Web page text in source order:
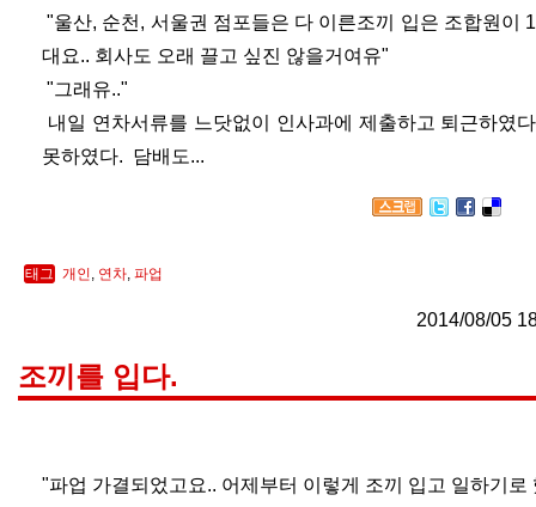
"울산, 순천, 서울권 점포들은 다 이른조끼 입은 조합원이
대요.. 회사도 오래 끌고 싶진 않을거여유"
"그래유.."
내일 연차서류를 느닷없이 인사과에 제출하고 퇴근하였
못하였다. 담배도...
태그 개인, 연차,파업
2014/08/05
조끼를 입다.
"파업 가결되었고요.. 어제부터 이렇게 조끼 입고 일하기로